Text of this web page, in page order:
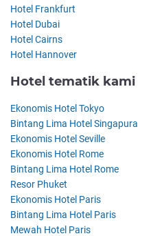
Hotel Frankfurt
Hotel Dubai
Hotel Cairns
Hotel Hannover
Hotel tematik kami
Ekonomis Hotel Tokyo
Bintang Lima Hotel Singapura
Ekonomis Hotel Seville
Ekonomis Hotel Rome
Bintang Lima Hotel Rome
Resor Phuket
Ekonomis Hotel Paris
Bintang Lima Hotel Paris
Mewah Hotel Paris